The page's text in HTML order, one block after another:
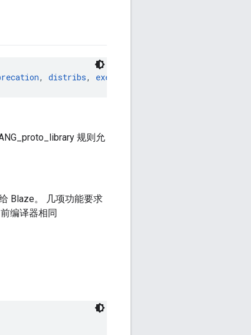
, distribs, exec_compatible_with
规则允
Blaze。 几项功能要求
编译器相同